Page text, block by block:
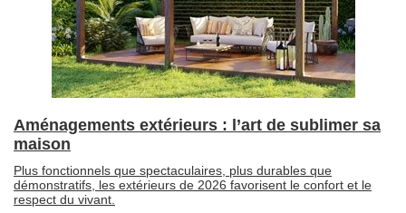
Aménagements extérieurs : l’art de sublimer sa
maison
Plus fonctionnels que spectaculaires, plus durables que
démonstratifs, les extérieurs de 2026 favorisent le confort et le
respect du vivant.